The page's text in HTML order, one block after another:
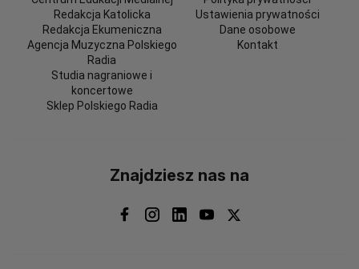
Redakcja Katolicka
Redakcja Ekumeniczna
Agencja Muzyczna Polskiego
Radia
Studia nagraniowe i
koncertowe
Sklep Polskiego Radia
Ustawienia prywatności
Dane osobowe
Kontakt
Znajdziesz nas na